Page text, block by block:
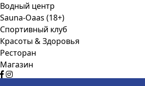
Водный центр
Sauna-Oaas (18+)
Спортивный клуб
Красоты & Здоровья
Ресторан
Mагазин